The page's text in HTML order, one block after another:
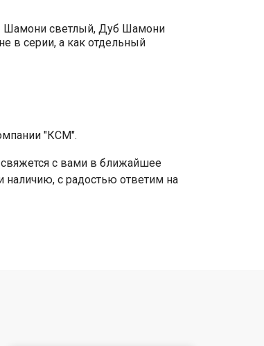
Шамони светлый, Дуб Шамони
в серии, а как отдельный
"КСМ".
свяжется с вами в ближайшее
наличию, с радостью ответим на